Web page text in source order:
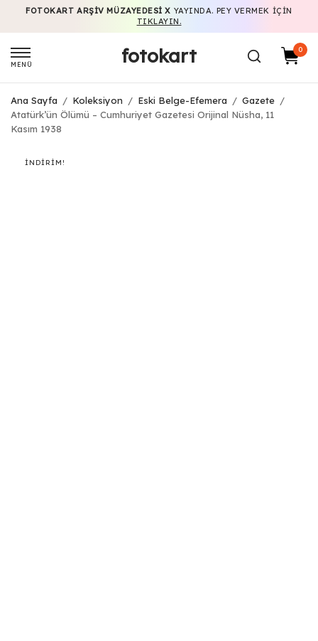
FOTOKART ARŞIV MÜZAYEDESI X YAYINDA. PEY VERMEK IÇIN
TIKLAYIN.
MENÜ fotokart 0
Ana Sayfa / Koleksiyon / Eski Belge-Efemera / Gazete /
Atatürk’ün Ölümü – Cumhuriyet Gazetesi Orijinal Nüsha, 11
Kasım 1938
İNDIRIM!